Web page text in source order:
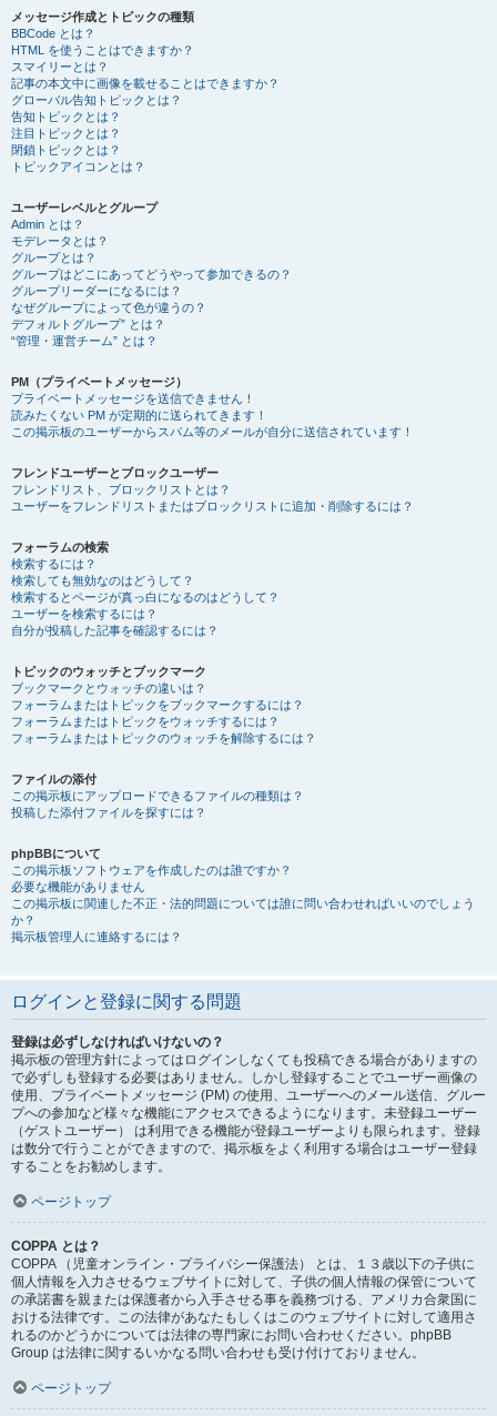
メッセージ作成とトピックの種類
BBCode とは？
HTML を使うことはできますか？
スマイリーとは？
記事の本文中に画像を載せることはできますか？
グローバル告知トピックとは？
告知トピックとは？
注目トピックとは？
閉鎖トピックとは？
トピックアイコンとは？
ユーザーレベルとグループ
Admin とは？
モデレータとは？
グループとは？
グループはどこにあってどうやって参加できるの？
グループリーダーになるには？
なぜグループによって色が違うの？
デフォルトグループ” とは？
“管理・運営チーム” とは？
PM（プライベートメッセージ）
プライベートメッセージを送信できません！
読みたくない PM が定期的に送られてきます！
この掲示板のユーザーからスパム等のメールが自分に送信されています！
フレンドユーザーとブロックユーザー
フレンドリスト、ブロックリストとは？
ユーザーをフレンドリストまたはブロックリストに追加・削除するには？
フォーラムの検索
検索するには？
検索しても無効なのはどうして？
検索するとページが真っ白になるのはどうして？
ユーザーを検索するには？
自分が投稿した記事を確認するには？
トピックのウォッチとブックマーク
ブックマークとウォッチの違いは？
フォーラムまたはトピックをブックマークするには？
フォーラムまたはトピックをウォッチするには？
フォーラムまたはトピックのウォッチを解除するには？
ファイルの添付
この掲示板にアップロードできるファイルの種類は？
投稿した添付ファイルを探すには？
phpBBについて
この掲示板ソフトウェアを作成したのは誰ですか？
必要な機能がありません
この掲示板に関連した不正・法的問題については誰に問い合わせればいいのでしょう
か？
掲示板管理人に連絡するには？
ログインと登録に関する問題
登録は必ずしなければいけないの？
掲示板の管理方針によってはログインしなくても投稿できる場合がありますの
で必ずしも登録する必要はありません。しかし登録することでユーザー画像の
使用、プライベートメッセージ (PM) の使用、ユーザーへのメール送信、グルー
プへの参加など様々な機能にアクセスできるようになります。未登録ユーザー
（ゲストユーザー） は利用できる機能が登録ユーザーよりも限られます。登録
は数分で行うことができますので、掲示板をよく利用する場合はユーザー登録
することをお勧めします。
ページトップ
COPPA とは？
COPPA （児童オンライン・プライバシー保護法） とは、１３歳以下の子供に
個人情報を入力させるウェブサイトに対して、子供の個人情報の保管について
の承諾書を親または保護者から入手させる事を義務づける、アメリカ合衆国に
おける法律です。この法律があなたもしくはこのウェブサイトに対して適用さ
れるのかどうかについては法律の専門家にお問い合わせください。phpBB
Group は法律に関するいかなる問い合わせも受け付けておりません。
ページトップ